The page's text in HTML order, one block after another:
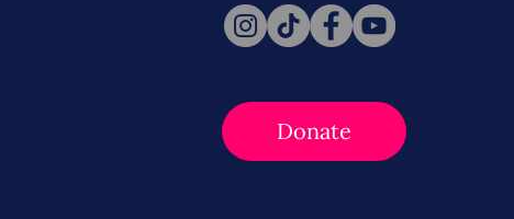
Donate